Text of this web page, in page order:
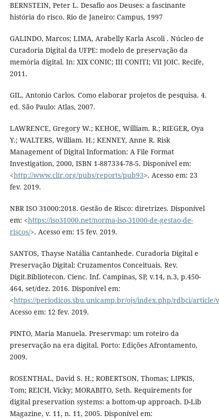
BERNSTEIN, Peter L. Desafio aos Deuses: a fascinante
história do risco. Rio de Janeiro: Campus, 1997
GALINDO, Marcos; LIMA, Arabelly Karla Ascoli . Núcleo de
Curadoria Digital da UFPE: modelo de preservação da
memória digital. In: XIX CONIC; III CONITI; VII JOIC. Recife,
2011.
GIL, Antonio Carlos. Como elaborar projetos de pesquisa. 4.
ed. São Paulo: Atlas, 2007.
LAWRENCE, Gregory W.; KEHOE, William. R.; RIEGER, Oya
Y.; WALTERS, William. H.; KENNEY, Anne R. Risk
Management of Digital Information: A File Format
Investigation, 2000, ISBN 1-887334-78-5. Disponível em:
<http://www.clir.org/pubs/reports/pub93>. Acesso em: 23
fev. 2019.
NBR ISO 31000:2018. Gestão de Risco: diretrizes. Disponível
em: <https://iso31000.net/norma-iso-31000-de-gestao-de-
riscos/>. Acesso em: 15 fev. 2019.
SANTOS, Thayse Natália Cantanhede. Curadoria Digital e
Preservação Digital: Cruzamentos Conceituais. Rev.
Digit.Bibliotecon. Cienc. Inf. Campinas, SP, v.14, n.3, p.450-
464, set/dez. 2016. Disponível em:
<https://periodicos.sbu.unicamp.br/ojs/index.php/rdbci/article/
Acesso em: 12 fev. 2019.
PINTO, Maria Manuela. Preservmap: um roteiro da
preservação na era digital. Porto: Edições Afrontamento,
2009.
ROSENTHAL, David S. H.; ROBERTSON, Thomas; LIPKIS,
Tom; REICH, Vicky; MORABITO, Seth. Requirements for
digital preservation systems: a bottom-up approach. D-Lib
Magazine, v. 11, n. 11, 2005. Disponível em: